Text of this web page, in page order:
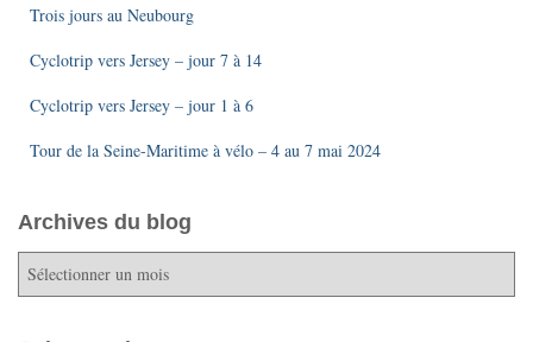
Trois jours au Neubourg
Cyclotrip vers Jersey – jour 7 à 14
Cyclotrip vers Jersey – jour 1 à 6
Tour de la Seine-Maritime à vélo – 4 au 7 mai 2024
Archives du blog